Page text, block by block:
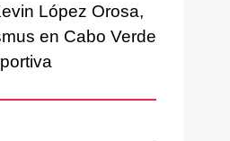
López Orosa,
en Cabo Verde